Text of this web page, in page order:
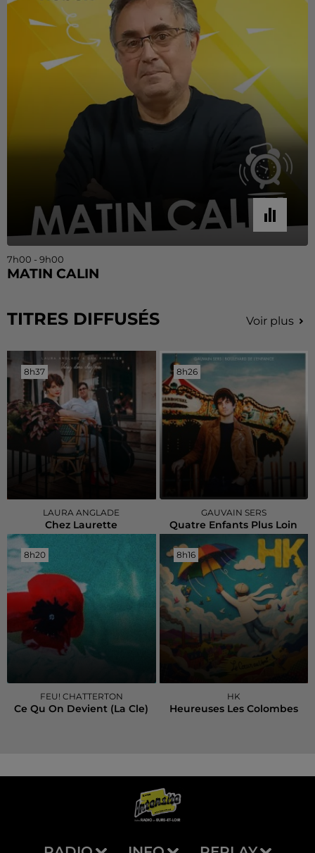
7h00 - 9h00
MATIN CALIN
TITRES DIFFUSÉS Voir plus
8h37
8h37
LAURA ANGLADE
Chez Laurette
8h26
8h26
GAUVAIN SERS
Quatre Enfants Plus Loin
8h20
8h20
FEU! CHATTERTON
Ce Qu On Devient (la Cle)
8h16
8h16
HK
Heureuses Les Colombes